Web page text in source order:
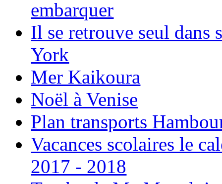
embarquer
Il se retrouve seul dans
York
Mer Kaikoura
Noël à Venise
Plan transports
Vacances scolaires le
2017 - 2018